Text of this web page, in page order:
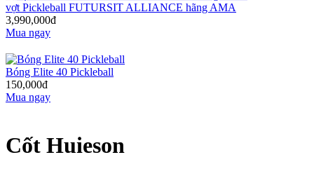
vợt Pickleball FUTURSIT ALLIANCE hãng AMA
3,990,000đ
Mua ngay
Bóng Elite 40 Pickleball
150,000đ
Mua ngay
Cốt Huieson